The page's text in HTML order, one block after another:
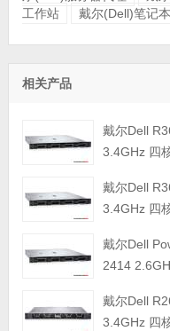
工作站
戴尔(Dell)笔记本
相关产品
戴尔Dell
3.4GHz 四
戴尔Dell
3.4GHz 四
修)
戴尔Dell
2414
三年保修)
戴尔Dell
3.4GHz 四